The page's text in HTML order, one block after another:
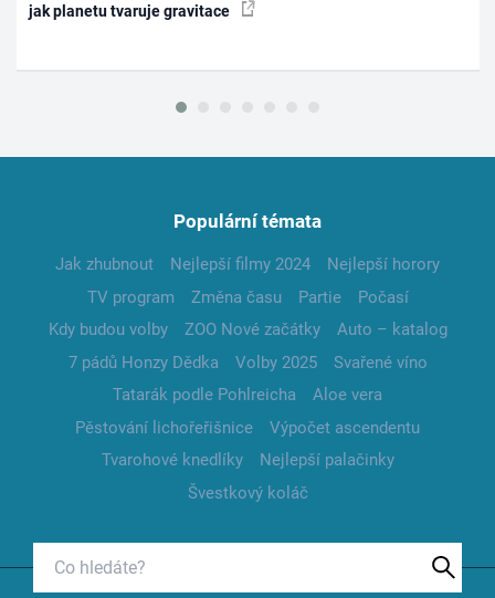
jak planetu tvaruje gravitace
Populární témata
Jak zhubnout Nejlepší filmy 2024
Nejlepší horory
TV program
Změna času Partie
Počasí
Kdy budou volby
ZOO Nové začátky
Auto – katalog
7 pádů Honzy Dědka
Volby 2025
Svařené víno
Tatarák podle Pohlreicha
Aloe vera
Pěstování lichořeřišnice
Výpočet ascendentu
Tvarohové knedlíky
Nejlepší palačinky
Švestkový koláč